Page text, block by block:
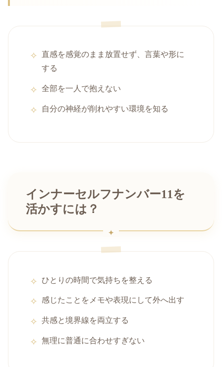
直感を感覚のまま放置せず、言葉や形に
する
全部を一人で抱えない
自分の神経が削れやすい環境を知る
インナーセルフナンバー11を
活かすには？
ひとりの時間で気持ちを整える
感じたことをメモや表現にして外へ出す
共感と境界線を両立する
無理に普通に合わせすぎない